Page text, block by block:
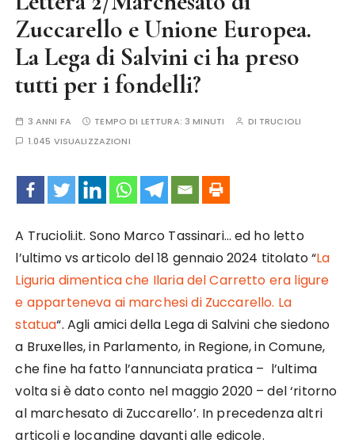
Zuccarello e Unione Europea.
La Lega di Salvini ci ha preso
tutti per i fondelli?
3 ANNI FA TEMPO DI LETTURA: 3 MINUTI DI TRUCIOLI
1.045 VISUALIZZAZIONI
A Trucioli.it. Sono Marco Tassinari… ed ho letto
l’ultimo vs articolo del 18 gennaio 2024 titolato “La
Liguria dimentica che Ilaria del Carretto era ligure
e apparteneva ai marchesi di Zuccarello. La
statua“. Agli amici della Lega di Salvini che siedono
a Bruxelles, in Parlamento, in Regione, in Comune,
che fine ha fatto l’annunciata pratica – l’ultima
volta si è dato conto nel maggio 2020 – del ‘ritorno
al marchesato di Zuccarello’. In precedenza altri
articoli e locandine davanti alle edicole.